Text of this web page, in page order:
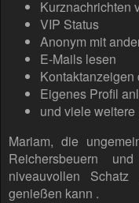
Kurznachrichten
VIP Status
Anonym mit
E-Mails lesen
Eigenes Profil
und viele weitere
Mariam, die
Reichersbeuern
niveauvollen
genießen kann .